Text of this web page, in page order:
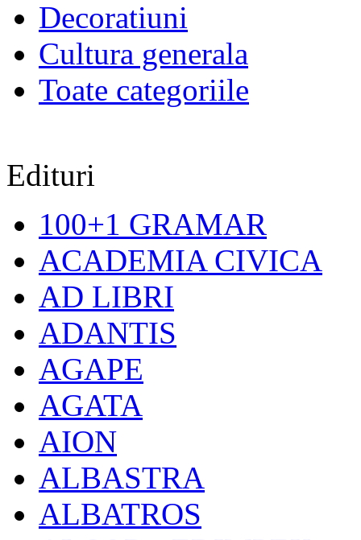
Decoratiuni
Cultura generala
Toate categoriile
Edituri
100+1 GRAMAR
ACADEMIA CIVICA
AD LIBRI
ADANTIS
AGAPE
AGATA
AION
ALBASTRA
ALBATROS